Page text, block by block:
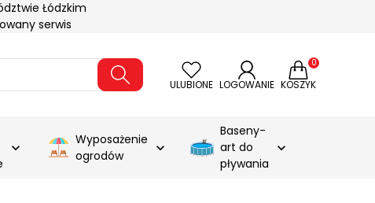
Łódzkim
serwis
ULUBIONE LOGOWANIE KOSZYK
0

Wyposażenie
ogrodów

Baseny-
art do
pływania
